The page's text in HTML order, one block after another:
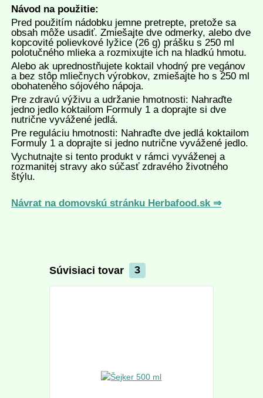
Návod na použitie:
Pred použitím nádobku jemne pretrepte, pretože sa
obsah môže usadiť. Zmiešajte dve odmerky, alebo dve
kopcovité polievkové lyžice (26 g) prášku s 250 ml
polotučného mlieka a rozmixujte ich na hladkú hmotu.
Alebo ak uprednostňujete koktail vhodný pre vegánov
a bez stôp mliečnych výrobkov, zmiešajte ho s 250 ml
obohateného sójového nápoja.
Pre zdravú výživu a udržanie hmotnosti: Nahraďte
jedno jedlo koktailom Formuly 1 a doprajte si dve
nutrične vyvážené jedlá.
Pre reguláciu hmotnosti: Nahraďte dve jedlá koktailom
Formuly 1 a doprajte si jedno nutrične vyvážené jedlo.
Vychutnajte si tento produkt v rámci vyváženej a
rozmanitej stravy ako súčasť zdravého životného
štýlu.
Návrat na domovskú stránku Herbafood.sk ⇒
Súvisiaci tovar 3